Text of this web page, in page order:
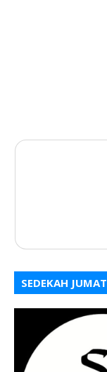
SEDEKAH JUMAT